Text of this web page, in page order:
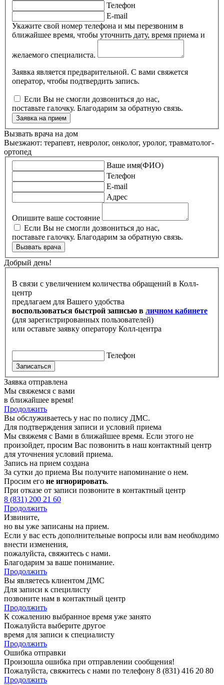
Телефон
E-mail
Укажите свой номер телефона и мы перезвоним в
ближайшее время, чтобы уточнить дату, время приема и
желаемого специалиста.
Заявка является предварительной. С вами свяжется
оператор, чтобы подтвердить запись.
Если Вы не смогли дозвониться до нас,
поставьте галочку. Благодарим за обратную связь.
Заявка на прием
Вызвать врача на дом
Выезжают: терапевт, невролог, онколог, уролог, травматолог-
ортопед
Ваше имя(ФИО)
Телефон
E-mail
Адрес
Опишите ваше состояние
Если Вы не смогли дозвониться до нас,
поставьте галочку. Благодарим за обратную связь.
Вызвать врача
Добрый день!
В связи с увеличением количества обращений в Колл-
центр
предлагаем для Вашего удобства
воспользоваться быстрой записью в личном кабинете
(для зарегистрированных пользователей)
или оставьте заявку оператору Колл-центра
Телефон
Записаться
Заявка отправлена
Мы свяжемся с вами
в ближайшее время!
Продолжить
Вы обслуживаетесь у нас по полису ДМС.
Для подтверждения записи и условий приема
Мы свяжемя с Вами в ближайшее время. Если этого не
произойдет, просим Вас позвонить в наш контактный центр
для уточнения условий приема.
Запись на прием создана
За сутки до приема Вы получите напоминание о нем.
Просим его не игнорировать.
При отказе от записи позвоните в контактный центр
8 (831) 200 21 60
Продолжить
Извините,
но вы уже записаны на прием.
Если у вас есть дополнительные вопросы или вам необходимо
внести изменения,
пожалуйста, свяжитесь с нами.
Благодарим за ваше понимание.
Продолжить
Вы являетесь клиентом ДМС
Для записи к специлисту
позвоните нам в контактный центр
Продолжить
К сожалению выбранное время уже занято
Пожалуйста выберите другое
время для записи к специалисту
Продолжить
Ошибка отправки
Произошла ошибка при отправлении сообщения!
Пожалуйста, свяжитесь с нами по телефону 8 (831) 416 20 80
Продолжить